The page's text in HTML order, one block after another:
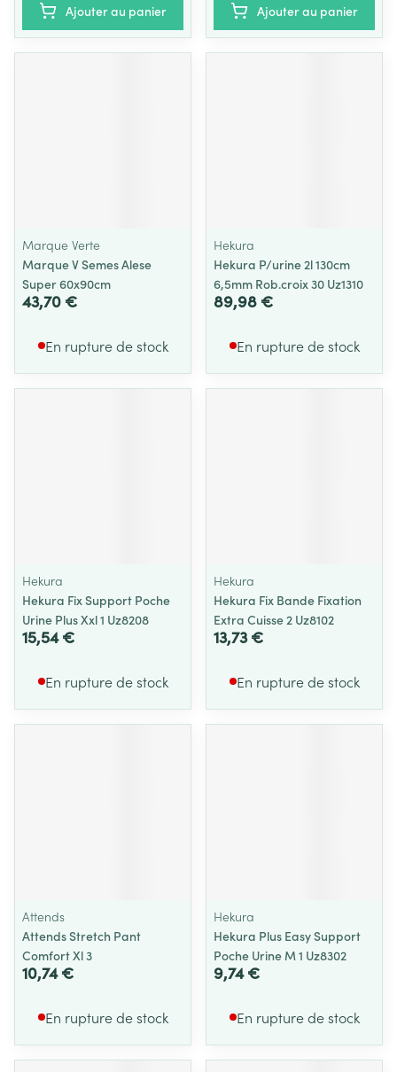
Ajouter au panier Ajouter au panier
Marque Verte
Marque V Semes Alese
Super 60x90cm
43,70 €
En rupture de stock
Hekura
Hekura P/urine 2l 130cm
6,5mm Rob.croix 30 Uz1310
89,98 €
En rupture de stock
Hekura
Hekura Fix Support Poche
Urine Plus Xxl 1 Uz8208
15,54 €
En rupture de stock
Hekura
Hekura Fix Bande Fixation
Extra Cuisse 2 Uz8102
13,73 €
En rupture de stock
Attends
Attends Stretch Pant
Comfort Xl 3
10,74 €
En rupture de stock
Hekura
Hekura Plus Easy Support
Poche Urine M 1 Uz8302
9,74 €
En rupture de stock